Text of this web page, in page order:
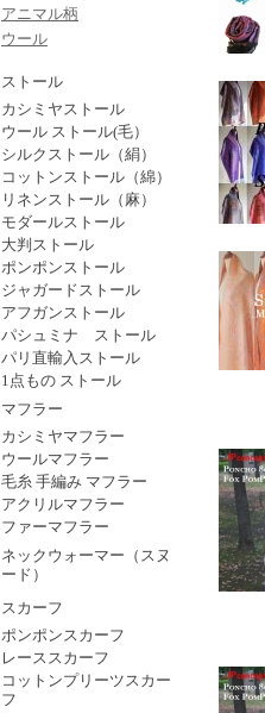
アニマル柄
ウール
ストール
カシミヤストール
ウール ストール(毛）
シルクストール（絹）
コットンストール（綿）
リネンストール（麻）
モダールストール
大判ストール
ポンポンストール
ジャガードストール
アフガンストール
パシュミナ ストール
パリ直輸入ストール
1点もの ストール
マフラー
カシミヤマフラー
ウールマフラー
毛糸 手編み マフラー
アクリルマフラー
ファーマフラー
ネックウォーマー（スヌ
ード）
スカーフ
ポンポンスカーフ
レーススカーフ
コットンプリーツスカー
フ